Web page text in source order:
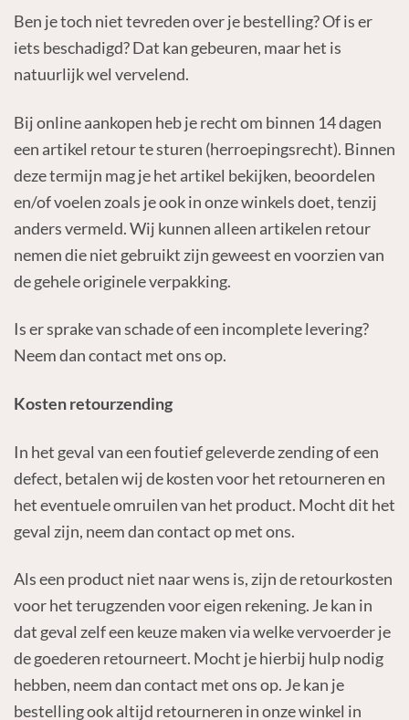
Ben je toch niet tevreden over je bestelling? Of is er
iets beschadigd? Dat kan gebeuren, maar het is
natuurlijk wel vervelend.
Bij online aankopen heb je recht om binnen 14 dagen
een artikel retour te sturen (herroepingsrecht). Binnen
deze termijn mag je het artikel bekijken, beoordelen
en/of voelen zoals je ook in onze winkels doet, tenzij
anders vermeld. Wij kunnen alleen artikelen retour
nemen die niet gebruikt zijn geweest en voorzien van
de gehele originele verpakking.
Is er sprake van schade of een incomplete levering?
Neem dan contact met ons op.
Kosten retourzending
In het geval van een foutief geleverde zending of een
defect, betalen wij de kosten voor het retourneren en
het eventuele omruilen van het product. Mocht dit het
geval zijn, neem dan contact op met ons.
Als een product niet naar wens is, zijn de retourkosten
voor het terugzenden voor eigen rekening. Je kan in
dat geval zelf een keuze maken via welke vervoerder je
de goederen retourneert. Mocht je hierbij hulp nodig
hebben, neem dan contact met ons op. Je kan je
bestelling ook altijd retourneren in onze winkel in